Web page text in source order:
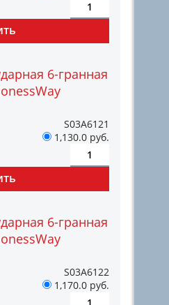
6-гранная
S03A6121
1,130.0 руб.
6-гранная
S03A6122
1,170.0 руб.